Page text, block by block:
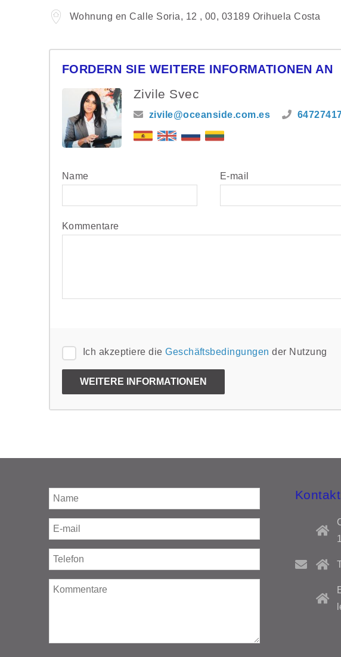
Wohnung en Calle Soria, 12 , 00, 03189 Orihuela Costa
FORDERN SIE WEITERE INFORMATIONEN AN
Zivile Svec
zivile@oceanside.com.es
Name E-mail
Kommentare
Ich akzeptiere dieGeschäftsbedingungen der Nutzung